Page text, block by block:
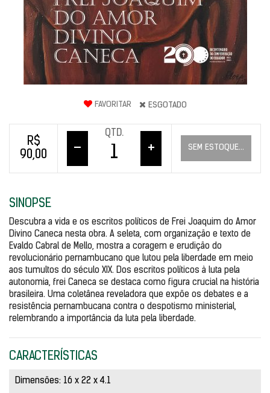
FAVORITAR ESGOTADO
R$
90,00
–
QTD.
+ SEM ESTOQUE...
SINOPSE
Descubra a vida e os escritos políticos de Frei Joaquim do Amor
Divino Caneca nesta obra. A seleta, com organização e texto de
Evaldo Cabral de Mello, mostra a coragem e erudição do
revolucionário pernambucano que lutou pela liberdade em meio
aos tumultos do século XIX. Dos escritos políticos à luta pela
autonomia, frei Caneca se destaca como figura crucial na história
brasileira. Uma coletânea reveladora que expõe os debates e a
resistência pernambucana contra o despotismo ministerial,
relembrando a importância da luta pela liberdade.
CARACTERÍSTICAS
Dimensões: 16 x 22 x 4.1